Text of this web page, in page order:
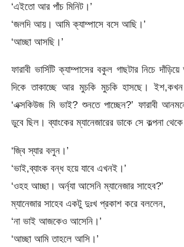
‘এইতো আর পাঁচ মিনিট।’
‘জলদি আয়। আমি ক্যাম্পাসে বসে আছি।’
‘আচ্ছা আসছি।’
ফারাবী ভার্সিটি ক্যাম্পাসের বকুল গাছটার নিচে
দিকে তাকাচ্ছে আর মুচকি মুচকি হাসছে।
‘এক্সকিউজ মি ভাই? শুনতে পাচ্ছেন?’ ফারাবী
ডুবে ছিল। ব্যাংকের ম্যানেজারের ডাকে সে কল্পনা
‘জ্বি স্যার বলুন।’
‘ভাই,ব্যাংক বন্ধ হয়ে যাবে এখনই।’
‘ওহহ আচ্ছা। অর্ন্যা আসেনি ম্যানেজার সাহেব?’
ম্যানেজার সাহেব একটু দুঃখ প্রকাশ করে বললেন,
‘না ভাই আজকেও আসেনি।’
‘আচ্ছা আমি তাহলে আসি।’